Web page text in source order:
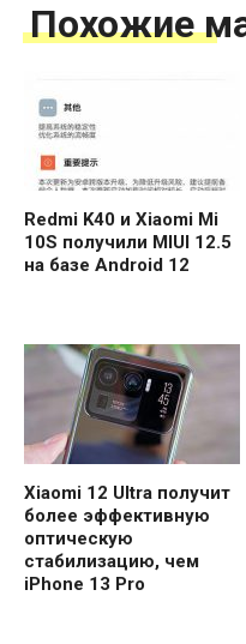
Похожие
Redmi K40 и Xiaomi Mi
10S получили MIUI 12.5
на базе Android 12
Xiaomi 12 Ultra получит
более эффективную
оптическую
стабилизацию, чем
iPhone 13 Pro